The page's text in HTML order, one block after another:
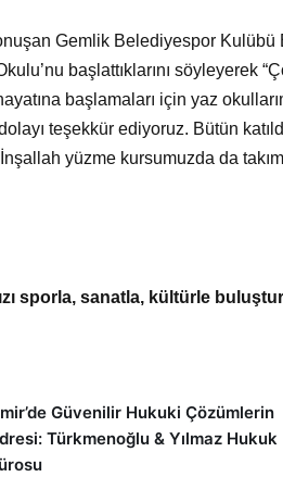
Gemlik Belediyespor Kulübü
başlattıklarını söyleyerek
başlamaları için yaz
teşekkür ediyoruz. Bütün
yüzme kursumuzda da
sporla, sanatla, kültürle
Güvenilir Hukuki Çözümlerin
Türkmenoğlu & Yılmaz Hukuk